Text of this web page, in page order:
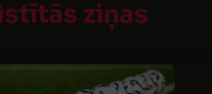
ziņas